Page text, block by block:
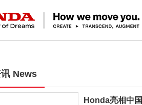
News
Honda亮相中